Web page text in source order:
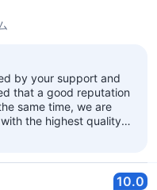
that a good reputation
same time, we are
the highest quality
our hotel again,
Kowloon Hotel
10.0